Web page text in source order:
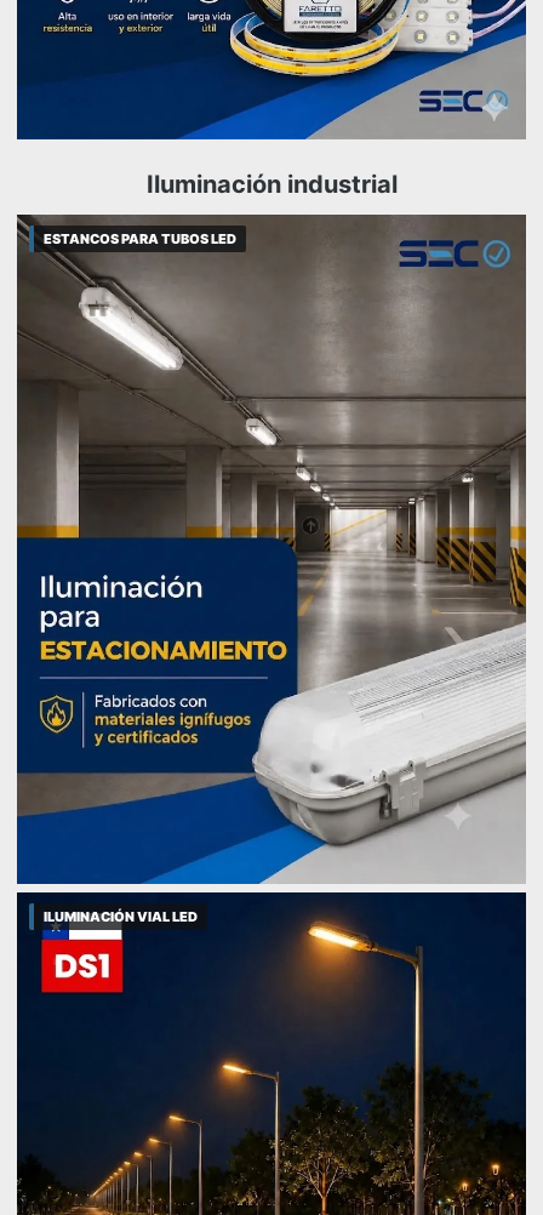
Iluminación industrial
ESTANCOS PARA TUBOS LED
ILUMINACIÓN VIAL LED